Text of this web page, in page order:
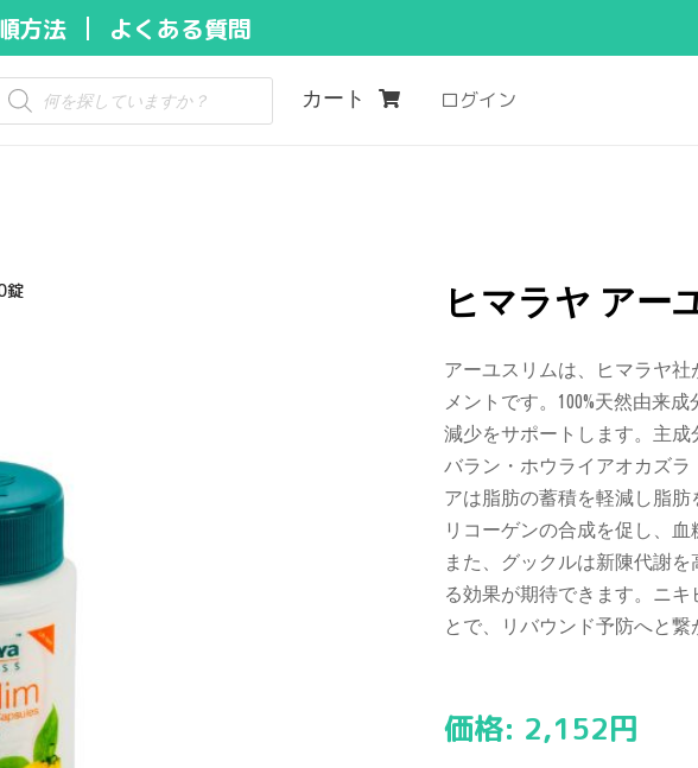
方法 よくある質問
カート ログイン
錠 ヒマラヤ アー
アーユスリムは、ヒマラヤ
メントです。100%天然由来
減少をサポートします。主
バラン・ホウライアオカズ
アは脂肪の蓄積を軽減し脂
リコーゲンの合成を促し、
また、グックルは新陳代謝
る効果が期待できます。ニ
とで、リバウンド予防へと
価格: 2,152円